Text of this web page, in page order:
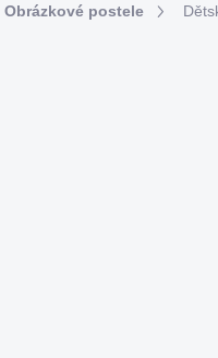
Obrázkové postele